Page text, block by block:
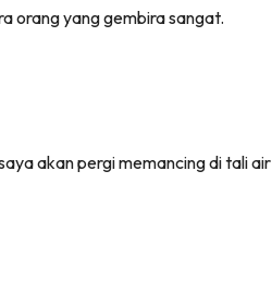
orang yang gembira sangat.
akan pergi memancing di tali air